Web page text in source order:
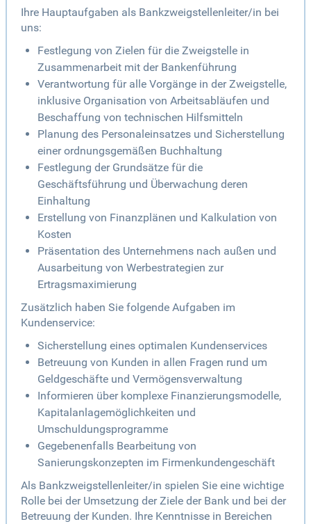
Ihre Hauptaufgaben als Bankzweigstellenleiter/in bei
uns:
Festlegung von Zielen für die Zweigstelle in
Zusammenarbeit mit der Bankenführung
Verantwortung für alle Vorgänge in der Zweigstelle,
inklusive Organisation von Arbeitsabläufen und
Beschaffung von technischen Hilfsmitteln
Planung des Personaleinsatzes und Sicherstellung
einer ordnungsgemäßen Buchhaltung
Festlegung der Grundsätze für die
Geschäftsführung und Überwachung deren
Einhaltung
Erstellung von Finanzplänen und Kalkulation von
Kosten
Präsentation des Unternehmens nach außen und
Ausarbeitung von Werbestrategien zur
Ertragsmaximierung
Zusätzlich haben Sie folgende Aufgaben im
Kundenservice:
Sicherstellung eines optimalen Kundenservices
Betreuung von Kunden in allen Fragen rund um
Geldgeschäfte und Vermögensverwaltung
Informieren über komplexe Finanzierungsmodelle,
Kapitalanlagemöglichkeiten und
Umschuldungsprogramme
Gegebenenfalls Bearbeitung von
Sanierungskonzepten im Firmenkundengeschäft
Als Bankzweigstellenleiter/in spielen Sie eine wichtige
Rolle bei der Umsetzung der Ziele der Bank und bei der
Betreuung der Kunden. Ihre Kenntnisse in Bereichen